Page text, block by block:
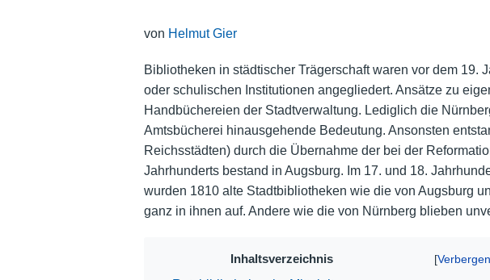
von Helmut Gier
Bibliotheken in städtischer Trägerschaft waren vor dem
oder schulischen Institutionen angegliedert. Ansätze zu
Handbüchereien der Stadtverwaltung. Lediglich die
Amtsbücherei hinausgehende Bedeutung. Ansonsten
Reichsstädten) durch die Übernahme der bei der
Jahrhunderts bestand in Augsburg. Im 17. und 18.
wurden 1810 alte Stadtbibliotheken wie die von Augsburg
ganz in ihnen auf. Andere wie die von Nürnberg blieben
Inhaltsverzeichnis